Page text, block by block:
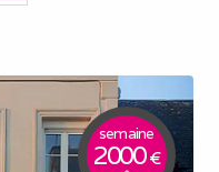
semaine
2000€